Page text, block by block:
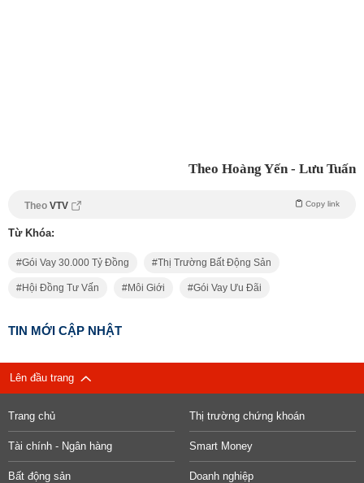
Theo Hoàng Yến - Lưu Tuấn
Theo VTV Copy link
Từ Khóa:
Gói Vay 30.000 Tỷ Đồng Thị Trường Bất Động Sản
Hội Đồng Tư Vấn Môi Giới Gói Vay Ưu Đãi
TIN MỚI CẬP NHẬT
Lên đầu trang
Trang chủ Thị trường chứng khoán
Tài chính - Ngân hàng Smart Money
Bất động sản Doanh nghiệp